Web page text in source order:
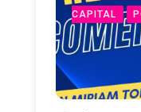
CAPITAL